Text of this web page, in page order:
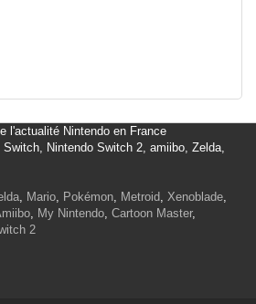
l'actualité Nintendo en France
Nintendo Switch 2, amiibo, Zelda,
, Mario, Pokémon, Metroid, Xenoblade,
, My Nintendo, Cartoon Master,
2